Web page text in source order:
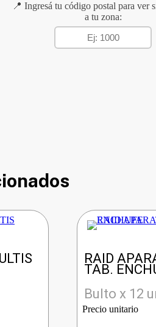
📍 Ingresá tu código postal para ver
a tu zona:
RAID
TAB.
Bulto x 12
Precio unitario